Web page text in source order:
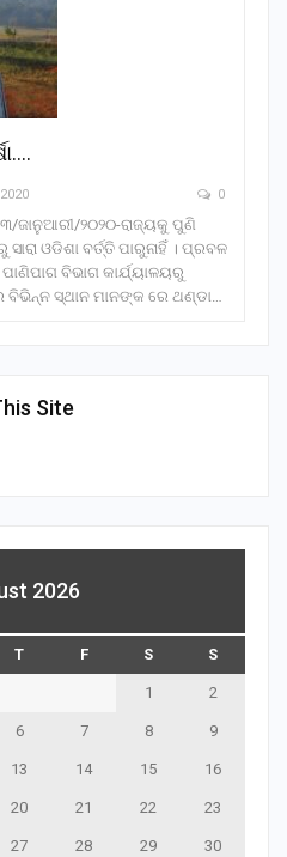
0
ଜାନୁଆରୀ/୨୦୨୦-ରାଜ୍ୟକୁ ପୁଣି
ଓଡିଶା ବର୍ତ୍ତି ପାରୁନାହିଁ । ପ୍ରବଳ
ବିଭାଗ କାର୍ଯ୍ୟାଳୟରୁ
ବିଭିନ୍ନ ସ୍ଥାନ ମାନଙ୍କ ରେ ଥଣ୍ଡା…
Site
2026
T F S S
1 2
6 7 8 9
13 14 15 16
20 21 22 23
27 28 29 30